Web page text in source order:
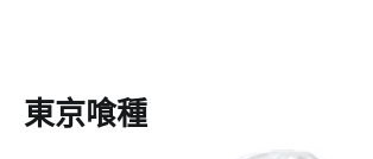
東京喰種